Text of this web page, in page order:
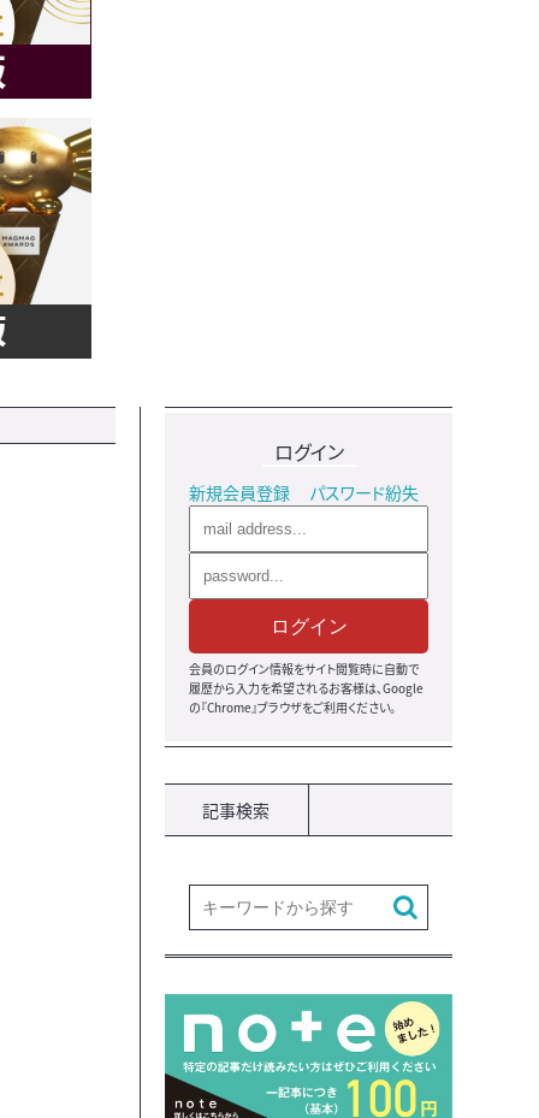
ログイン
新規会員登録 パスワード紛失
ログイン
会員のログイン情報をサイト閲覧時に自動で
履歴から入力を希望されるお客様は、Google
の『Chrome』ブラウザをご利用ください。
記事検索